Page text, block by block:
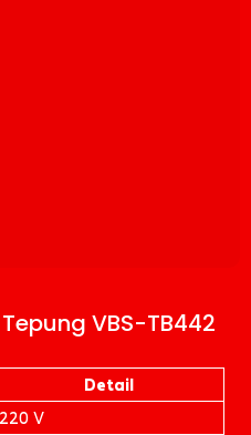
VBS-TB442
Detail
220 V